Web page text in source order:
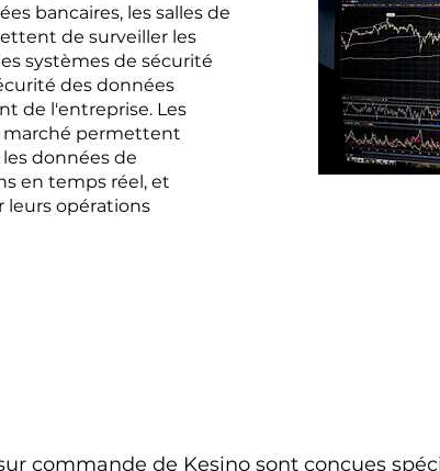
bancaires, les salles de
de surveiller les
systèmes de sécurité
des données
de l'entreprise. Les
marché permettent
données de
en temps réel, et
leurs opérations
commande de Kesino sont conçues